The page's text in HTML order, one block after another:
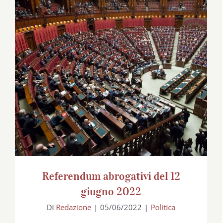
Referendum abrogativi del 12 giugno
2022
Referendum abrogativi del 12
giugno 2022
Di Redazione | 05/06/2022 | Politica